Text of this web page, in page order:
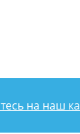
на наш